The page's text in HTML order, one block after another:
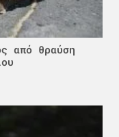
από θραύση